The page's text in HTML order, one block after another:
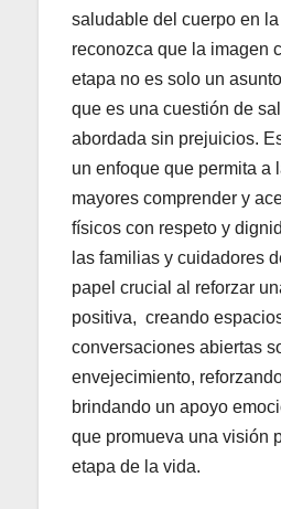
saludable del cuerpo en
reconozca que la imagen
etapa no es solo un
que es una cuestión de
abordada sin prejuicios.
un enfoque que permita a
mayores comprender y
físicos con respeto y
las familias y cuidadores
papel crucial al reforzar
positiva, creando
conversaciones abiertas
envejecimiento,
brindando un apoyo
que promueva una visión
etapa de la vida.